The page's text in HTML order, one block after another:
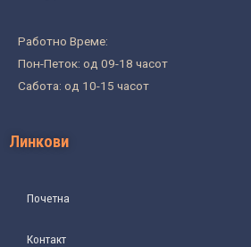
Работно Време:
Пон-Петок: од 09-18 часот
Сабота: од 10-15 часот
Линкови
Почетна
Контакт